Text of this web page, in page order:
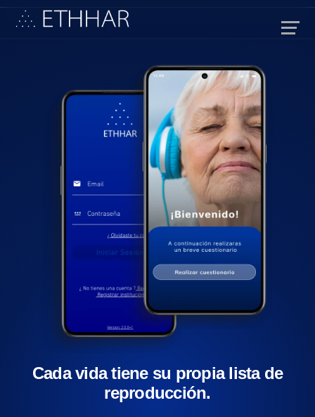
Cada vida tiene su propia lista de
reproducción.